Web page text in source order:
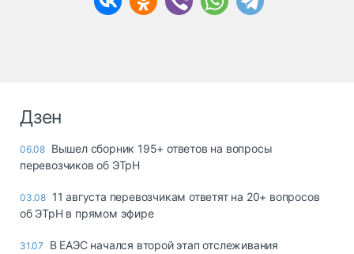
Дзен
06.08 Вышел сборник 195+ ответов на вопросы
перевозчиков об ЭТрН
03.08 11 августа перевозчикам ответят на 20+ вопросов
об ЭТрН в прямом эфире
31.07
В ЕАЭС начался второй этап отслеживания